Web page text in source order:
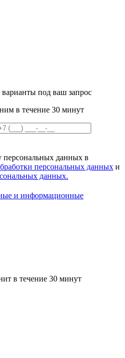
под ваш запрос
в течение 30 минут
персональных данных в
персональных данных и
данных.
и информационные
в течение 30 минут